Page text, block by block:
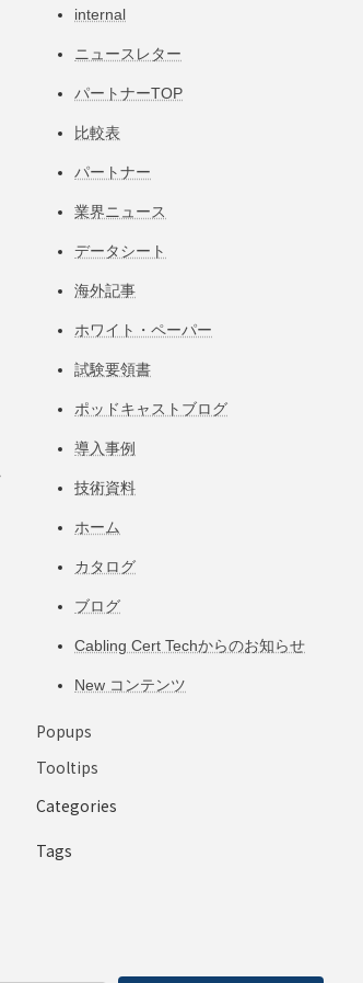
internal
ニュースレター
パートナーTOP
比較表
パートナー
業界ニュース
データシート
海外記事
ホワイト・ペーパー
試験要領書
ポッドキャストブログ
導入事例
技術資料
ホーム
カタログ
ブログ
Cabling Cert Techからのお知らせ
New コンテンツ
Popups
Tooltips
Categories
Tags